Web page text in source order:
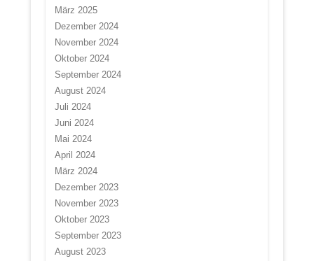
März 2025
Dezember 2024
November 2024
Oktober 2024
September 2024
August 2024
Juli 2024
Juni 2024
Mai 2024
April 2024
März 2024
Dezember 2023
November 2023
Oktober 2023
September 2023
August 2023